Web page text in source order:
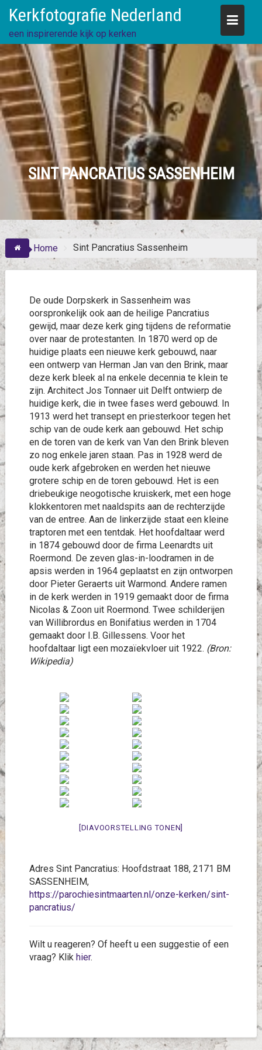
content
Kerkfotografie Nederland
een inspirerende kijk op kerken
SINT PANCRATIUS SASSENHEIM
Home Sint Pancratius Sassenheim
De oude Dorpskerk in Sassenheim was
oorspronkelijk ook aan de heilige Pancratius
gewijd, maar deze kerk ging tijdens de reformatie
over naar de protestanten. In 1870 werd op de
huidige plaats een nieuwe kerk gebouwd, naar
een ontwerp van Herman Jan van den Brink, maar
deze kerk bleek al na enkele decennia te klein te
zijn. Architect Jos Tonnaer uit Delft ontwierp de
huidige kerk, die in twee fases werd gebouwd. In
1913 werd het transept en priesterkoor tegen het
schip van de oude kerk aan gebouwd. Het schip
en de toren van de kerk van Van den Brink bleven
zo nog enkele jaren staan. Pas in 1928 werd de
oude kerk afgebroken en werden het nieuwe
grotere schip en de toren gebouwd. Het is een
driebeukige neogotische kruiskerk, met een hoge
klokkentoren met naaldspits aan de rechterzijde
van de entree. Aan de linkerzijde staat een kleine
traptoren met een tentdak. Het hoofdaltaar werd
in 1874 gebouwd door de firma Leenardts uit
Roermond. De zeven glas-in-loodramen in de
apsis werden in 1964 geplaatst en zijn ontworpen
door Pieter Geraerts uit Warmond. Andere ramen
in de kerk werden in 1919 gemaakt door de firma
Nicolas & Zoon uit Roermond. Twee schilderijen
van Willibrordus en Bonifatius werden in 1704
gemaakt door I.B. Gillessens. Voor het
hoofdaltaar ligt een mozaïekvloer uit 1922. (Bron:
Wikipedia)
[DIAVOORSTELLING TONEN]
Adres Sint Pancratius: Hoofdstraat 188, 2171 BM
SASSENHEIM,
https://parochiesintmaarten.nl/onze-kerken/sint-
pancratius/
Wilt u reageren? Of heeft u een suggestie of een
vraag? Klik hier.